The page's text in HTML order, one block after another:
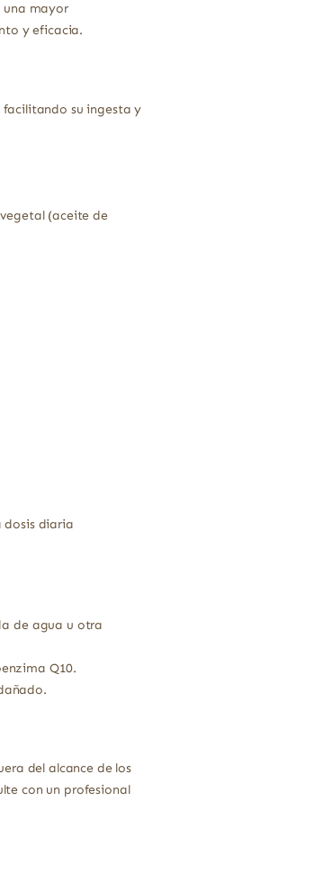
una mayor
y eficacia.
facilitando su ingesta y
(aceite de
dosis diaria
de agua u otra
Q10.
del alcance de los
con un profesional